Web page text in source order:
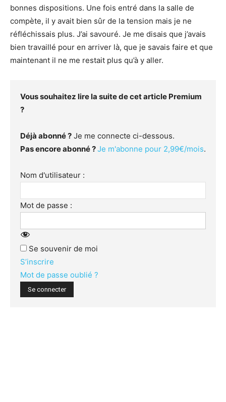
bonnes dispositions. Une fois entré dans la salle de
compète, il y avait bien sûr de la tension mais je ne
réfléchissais plus. J’ai savouré. Je me disais que j’avais
bien travaillé pour en arriver là, que je savais faire et que
maintenant il ne me restait plus qu’à y aller.
Vous souhaitez lire la suite de cet article Premium
?
Déjà abonné ? Je me connecte ci-dessous.
Pas encore abonné ?Je m'abonne pour 2,99€/mois.
Nom d'utilisateur :
Mot de passe :
Se souvenir de moi
S’inscrire
Mot de passe oublié ?